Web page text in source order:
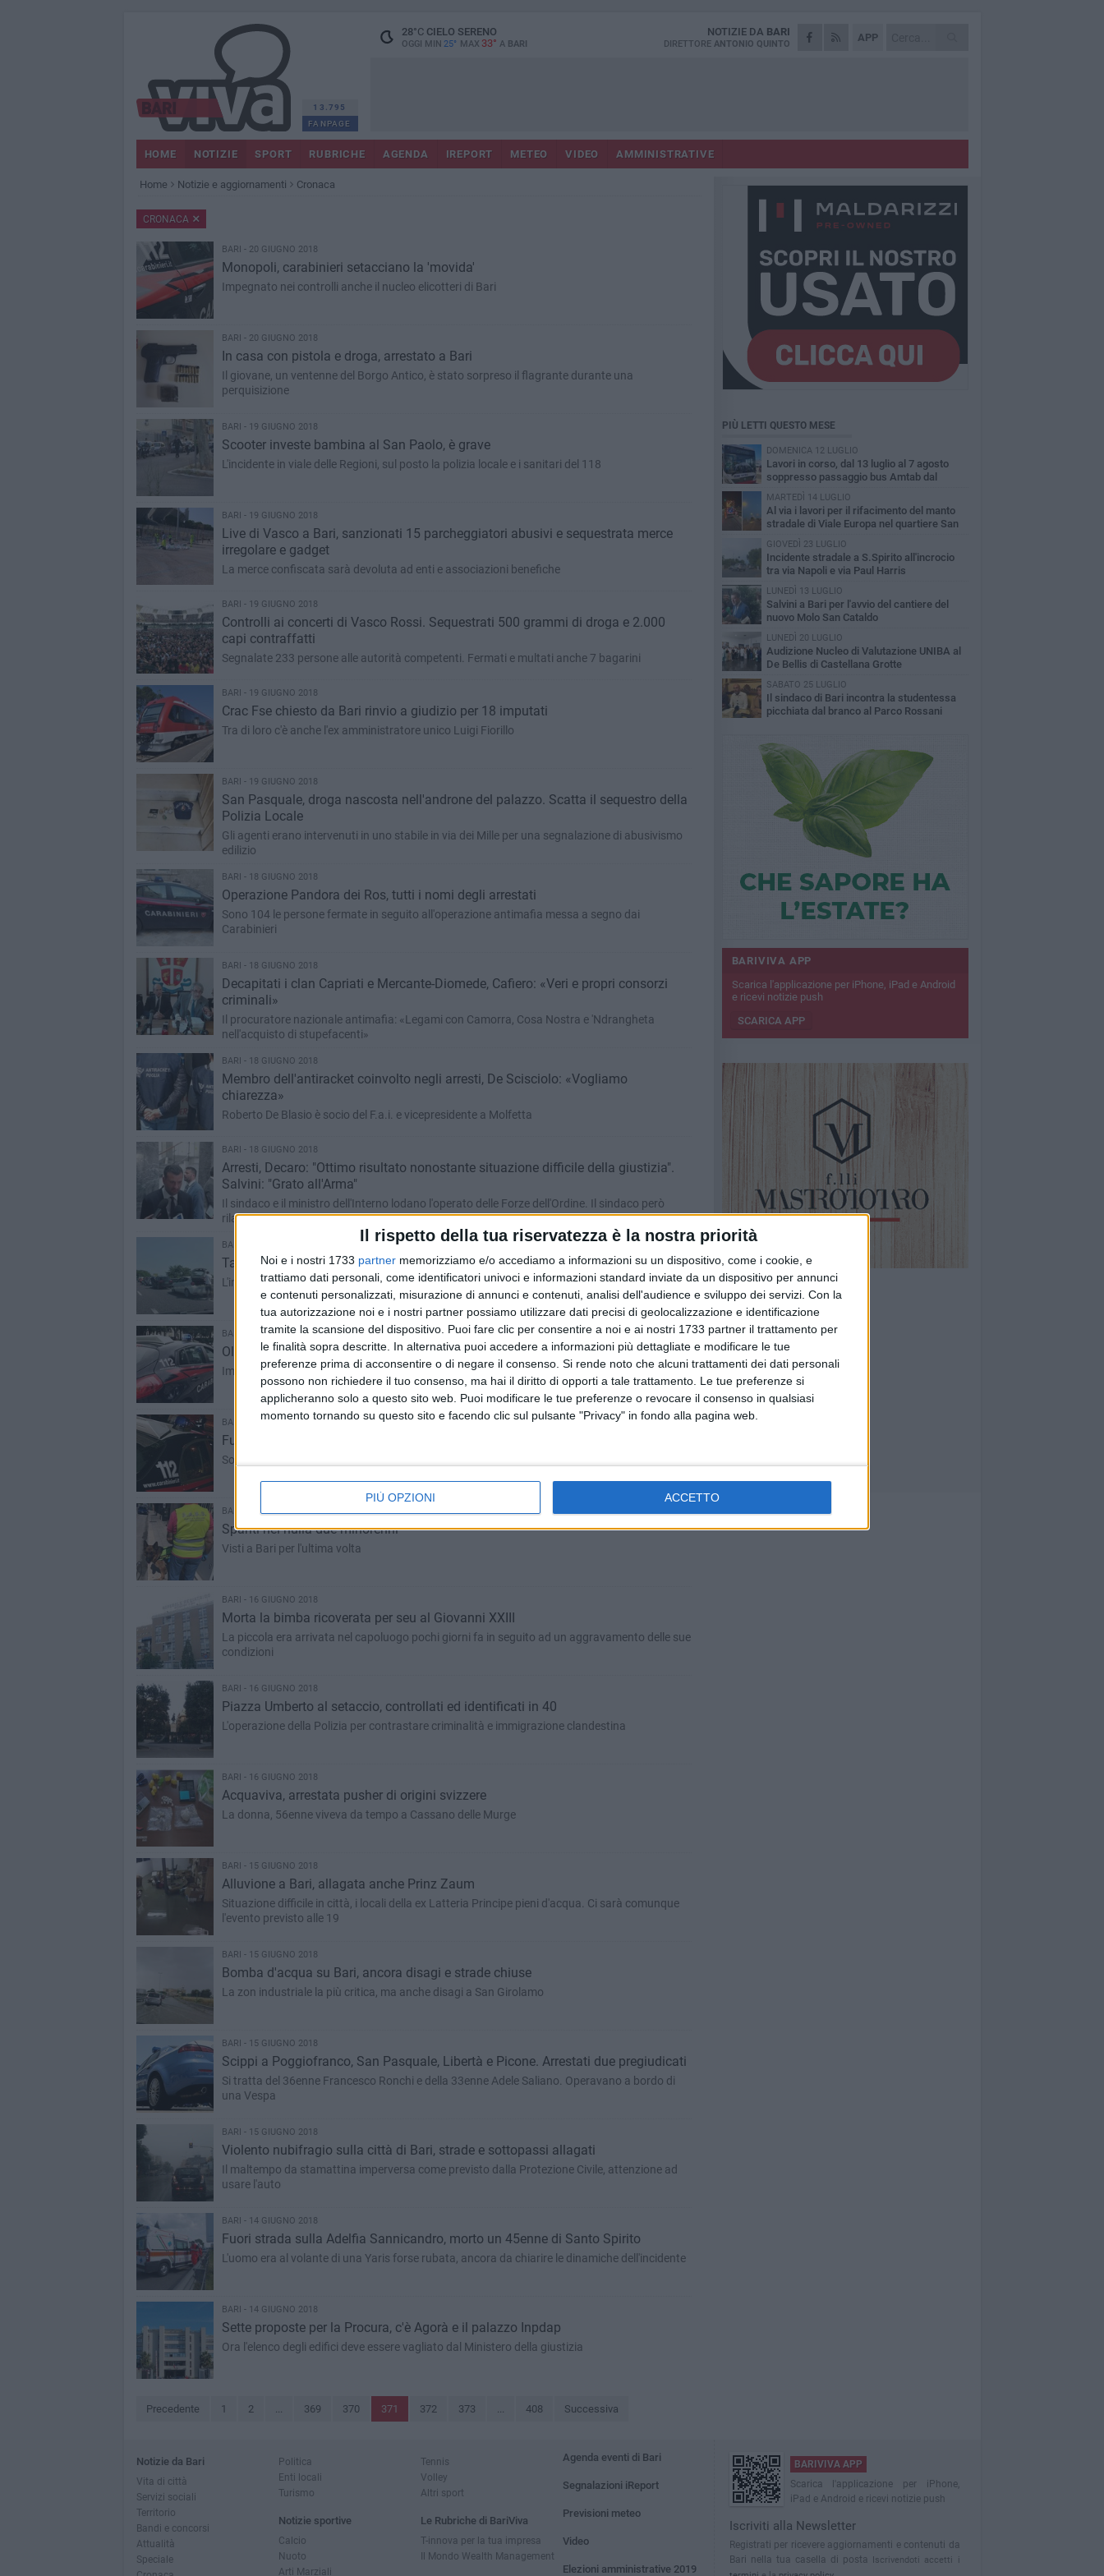
Il rispetto della tua riservatezza è la nostra priorità
Noi e i nostri 1733 partner memorizziamo e/o accediamo a informazioni su un dispositivo, come i cookie, e
trattiamo dati personali, come identificatori univoci e informazioni standard inviate da un dispositivo per annunci
e contenuti personalizzati, misurazione di annunci e contenuti, analisi dell'audience e sviluppo dei servizi. Con la
tua autorizzazione noi e i nostri partner possiamo utilizzare dati precisi di geolocalizzazione e identificazione
tramite la scansione del dispositivo. Puoi fare clic per consentire a noi e ai nostri 1733 partner il trattamento per
le finalità sopra descritte. In alternativa puoi accedere a informazioni più dettagliate e modificare le tue
preferenze prima di acconsentire o di negare il consenso. Si rende noto che alcuni trattamenti dei dati personali
possono non richiedere il tuo consenso, ma hai il diritto di opporti a tale trattamento. Le tue preferenze si
applicheranno solo a questo sito web. Puoi modificare le tue preferenze o revocare il consenso in qualsiasi
momento tornando su questo sito e facendo clic sul pulsante "Privacy" in fondo alla pagina web.
PIÙ OPZIONI ACCETTO
13.795
FANPAGE
28°CCIELO SERENO
OGGI MIN 25° MAX 33° A BARI
APP
NOTIZIE DA BARI
DIRETTORE ANTONIO QUINTO
HOME NOTIZIE SPORT RUBRICHE AGENDA IREPORT METEO VIDEO AMMINISTRATIVE
Home Notizie e aggiornamenti Cronaca
CRONACA
BARI - 20 GIUGNO 2018
Monopoli, carabinieri setacciano la 'movida'
Impegnato nei controlli anche il nucleo elicotteri di Bari
BARI - 20 GIUGNO 2018
In casa con pistola e droga, arrestato a Bari
Il giovane, un ventenne del Borgo Antico, è stato sorpreso il flagrante durante una
perquisizione
BARI - 19 GIUGNO 2018
Scooter investe bambina al San Paolo, è grave
L'incidente in viale delle Regioni, sul posto la polizia locale e i sanitari del 118
BARI - 19 GIUGNO 2018
Live di Vasco a Bari, sanzionati 15 parcheggiatori abusivi e sequestrata merce
irregolare e gadget
La merce confiscata sarà devoluta ad enti e associazioni benefiche
BARI - 19 GIUGNO 2018
Controlli ai concerti di Vasco Rossi. Sequestrati 500 grammi di droga e 2.000
capi contraffatti
Segnalate 233 persone alle autorità competenti. Fermati e multati anche 7 bagarini
BARI - 19 GIUGNO 2018
Crac Fse chiesto da Bari rinvio a giudizio per 18 imputati
Tra di loro c'è anche l'ex amministratore unico Luigi Fiorillo
BARI - 19 GIUGNO 2018
San Pasquale, droga nascosta nell'androne del palazzo. Scatta il sequestro della
Polizia Locale
Gli agenti erano intervenuti in uno stabile in via dei Mille per una segnalazione di abusivismo
edilizio
BARI - 18 GIUGNO 2018
Operazione Pandora dei Ros, tutti i nomi degli arrestati
Sono 104 le persone fermate in seguito all'operazione antimafia messa a segno dai
Carabinieri
BARI - 18 GIUGNO 2018
Decapitati i clan Capriati e Mercante-Diomede, Cafiero: «Veri e propri consorzi
criminali»
Il procuratore nazionale antimafia: «Legami con Camorra, Cosa Nostra e 'Ndrangheta
nell'acquisto di stupefacenti»
BARI - 18 GIUGNO 2018
Membro dell'antiracket coinvolto negli arresti, De Scisciolo: «Vogliamo
chiarezza»
Roberto De Blasio è socio del F.a.i. e vicepresidente a Molfetta
BARI - 18 GIUGNO 2018
Arresti, Decaro: "Ottimo risultato nonostante situazione difficile della giustizia".
Salvini: "Grato all'Arma"
Il sindaco e il ministro dell'Interno lodano l'operato delle Forze dell'Ordine. Il sindaco però
rilancia: "Lo stato si faccia carico della nostra situazione"
BARI - 18 GIUGNO 2018
Tamponamento sulla SS 100, rallentamenti e code verso Bari
L'incidente all'altezza di Capurso, si procede lentamente. Non risultano feriti
BARI - 18 GIUGNO 2018
Oltre cento arresti, in ginocchio i clan Capriati e Mercante-Diomede
Importante operazione dei Ros in città e in tutta Italia, aggiornamenti in mattinata
BARI - 16 GIUGNO 2018
Fuga finita per i due minorenni scomparsi
Sono stati ritrovati dai carabinieri e riportati a casa
BARI - 16 GIUGNO 2018
Spariti nel nulla due minorenni
Visti a Bari per l'ultima volta
BARI - 16 GIUGNO 2018
Morta la bimba ricoverata per seu al Giovanni XXIII
La piccola era arrivata nel capoluogo pochi giorni fa in seguito ad un aggravamento delle sue
condizioni
BARI - 16 GIUGNO 2018
Piazza Umberto al setaccio, controllati ed identificati in 40
L'operazione della Polizia per contrastare criminalità e immigrazione clandestina
BARI - 16 GIUGNO 2018
Acquaviva, arrestata pusher di origini svizzere
La donna, 56enne viveva da tempo a Cassano delle Murge
BARI - 15 GIUGNO 2018
Alluvione a Bari, allagata anche Prinz Zaum
Situazione difficile in città, i locali della ex Latteria Principe pieni d'acqua. Ci sarà comunque
l'evento previsto alle 19
BARI - 15 GIUGNO 2018
Bomba d'acqua su Bari, ancora disagi e strade chiuse
La zon industriale la più critica, ma anche disagi a San Girolamo
BARI - 15 GIUGNO 2018
Scippi a Poggiofranco, San Pasquale, Libertà e Picone. Arrestati due pregiudicati
Si tratta del 36enne Francesco Ronchi e della 33enne Adele Saliano. Operavano a bordo di
una Vespa
BARI - 15 GIUGNO 2018
Violento nubifragio sulla città di Bari, strade e sottopassi allagati
Il maltempo da stamattina imperversa come previsto dalla Protezione Civile, attenzione ad
usare l'auto
BARI - 14 GIUGNO 2018
Fuori strada sulla Adelfia Sannicandro, morto un 45enne di Santo Spirito
L'uomo era al volante di una Yaris forse rubata, ancora da chiarire le dinamiche dell'incidente
BARI - 14 GIUGNO 2018
Sette proposte per la Procura, c'è Agorà e il palazzo Inpdap
Ora l'elenco degli edifici deve essere vagliato dal Ministero della giustizia
Precedente 1 2 ... 369 370 371 372 373 ... 408 Successiva
PIÙ LETTI QUESTO MESE
DOMENICA 12 LUGLIO
Lavori in corso, dal 13 luglio al 7 agosto
soppresso passaggio bus Amtab dal
cimitero di S.Spirito
MARTEDÌ 14 LUGLIO
A​l via i lavori per il rifacimento del manto
stradale di Viale Europa nel quartiere San
GIOVEDÌ 23 LUGLIO
Incidente stradale a S.Spirito all'incrocio
tra via Napoli e via Paul Harris
LUNEDÌ 13 LUGLIO
Salvini a Bari per l'avvio del cantiere del
nuovo Molo San Cataldo
LUNEDÌ 20 LUGLIO
Audizione Nucleo di Valutazione UNIBA al
De Bellis di Castellana Grotte
SABATO 25 LUGLIO
Il sindaco di Bari incontra la studentessa
picchiata dal branco al Parco Rossani
BARIVIVA APP
Scarica l'applicazione per iPhone, iPad e Android
e ricevi notizie push
SCARICA APP
Notizie da Bari
Vita di città
Servizi sociali
Territorio
Bandi e concorsi
Attualità
Speciale
Politica
Enti locali
Turismo
Notizie sportive
Calcio
Nuoto
Arti Marziali
Tennis
Volley
Altri sport
Le Rubriche di BariViva
T-innova per la tua impresa
Il Mondo Wealth Management
Agenda eventi di Bari
Segnalazioni iReport
Previsioni meteo
Video
Elezioni amministrative 2019
BARIVIVA APP
Scarica l'applicazione per iPhone,
iPad e Android e ricevi notizie push
Iscriviti alla Newsletter
Registrati per ricevere aggiornamenti e contenuti da
Bari nella tua casella di posta Iscrivendoti accetti i